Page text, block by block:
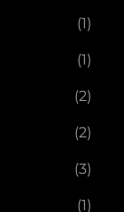
(1)
(1)
(2)
(2)
(3)
(1)